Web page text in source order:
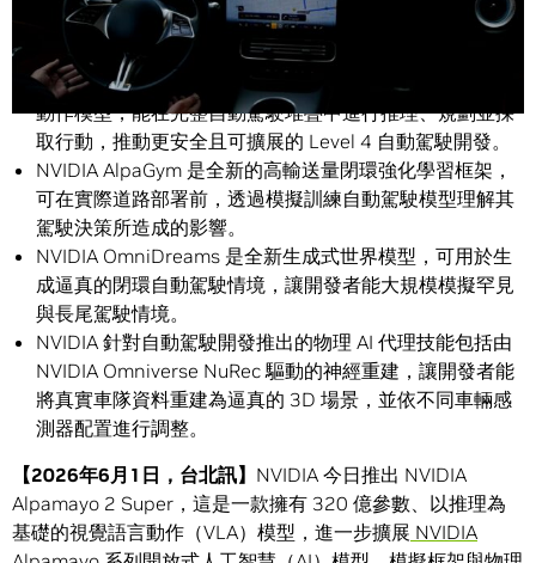
NVIDIA Alpamayo 2 Super 是 NVIDIA 迄今最強大的開放
式推理模型。這款開放式且擁有 320 億參數推理視覺語言
動作模型，能在完整自動駕駛堆疊中進行推理、規劃並採
取行動，推動更安全且可擴展的 Level 4 自動駕駛開發。
NVIDIA AlpaGym 是全新的高輸送量閉環強化學習框架，
可在實際道路部署前，透過模擬訓練自動駕駛模型理解其
駕駛決策所造成的影響。
NVIDIA OmniDreams 是全新生成式世界模型，可用於生
成逼真的閉環自動駕駛情境，讓開發者能大規模模擬罕見
與長尾駕駛情境。
NVIDIA 針對自動駕駛開發推出的物理 AI 代理技能包括由
NVIDIA Omniverse NuRec 驅動的神經重建，讓開發者能
將真實車隊資料重建為逼真的 3D 場景，並依不同車輛感
測器配置進行調整。
【2026年6月 1 日，台北訊】 NVIDIA 今日推出 NVIDIA
Alpamayo 2 Super，這是一款擁有 320 億參數、以推理為
基礎的視覺語言動作（VLA）模型，進一步擴展 NVIDIA